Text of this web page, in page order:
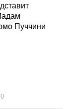
Пуччини
0